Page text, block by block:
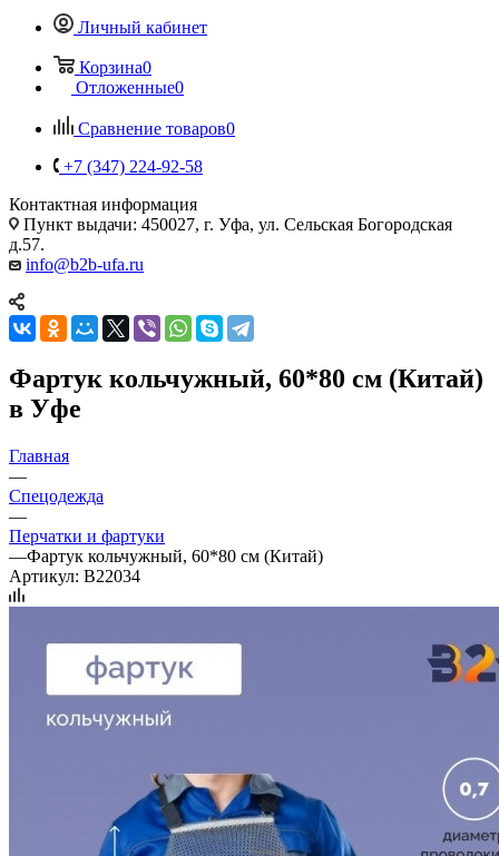
Личный кабинет
Корзина0
Отложенные0
Сравнение товаров0
+7 (347) 224-92-58
Контактная информация
Пункт выдачи: 450027, г. Уфа, ул. Сельская Богородская
д.57.
info@b2b-ufa.ru
Фартук кольчужный, 60*80 см (Китай)
в Уфе
Главная
—
Спецодежда
—
Перчатки и фартуки
—Фартук кольчужный, 60*80 см (Китай)
Артикул: B22034